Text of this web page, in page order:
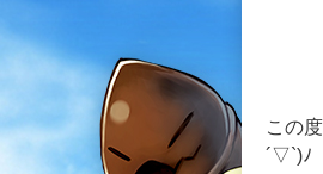
この
´▽`)ﾉ